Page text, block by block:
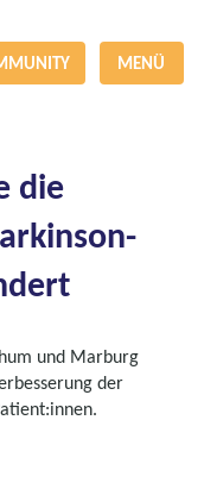
MENÜ
die
und Marburg
der